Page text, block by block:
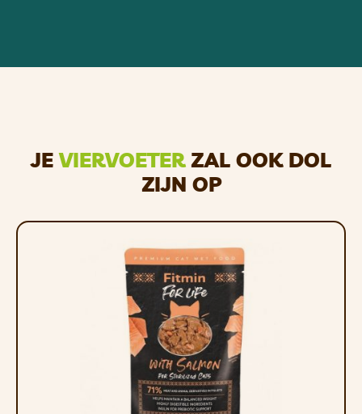
verzorgd met geschikte producten die
Materiaal: 100% rond leer
cm, Maximale nekomtrek: 80 cm
JEVIERVOETERZAL OOK DOL
ZIJN OP